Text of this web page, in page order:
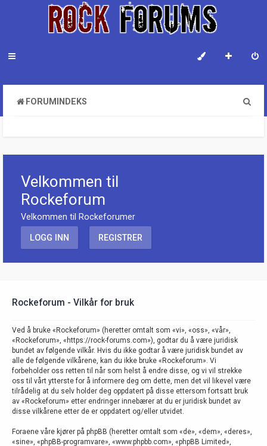
FORUMINDEKS
Velkommen til
Rockeforum
Velkommen til Rockeforumer
LOGG INN REGISTRER
Rockeforum - Vilkår for bruk
Ved å bruke «Rockeforum» (heretter omtalt som «vi», «oss», «vår»,
«Rockeforum», «https://rock-forums.com»), godtar du å være juridisk
bundet av følgende vilkår. Hvis du ikke godtar å være juridisk bundet av
alle de følgende vilkårene, kan du ikke bruke «Rockeforum». Vi
forbeholder oss retten til når som helst å endre disse, og vi vil strekke
oss til vårt ytterste for å informere deg om dette, men det vil likevel være
tilrådelig at du selv holder deg oppdatert på disse ettersom fortsatt bruk
av «Rockeforum» etter endringer innebærer at du er juridisk bundet av
disse vilkårene etter de er oppdatert og/eller utvidet.
Foraene våre kjører på phpBB (heretter omtalt som «de», «dem», «deres»,
«sine», «phpBB-programvare», «www.phpbb.com», «phpBB Limited»,